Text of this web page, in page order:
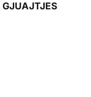
GJUAJTJES